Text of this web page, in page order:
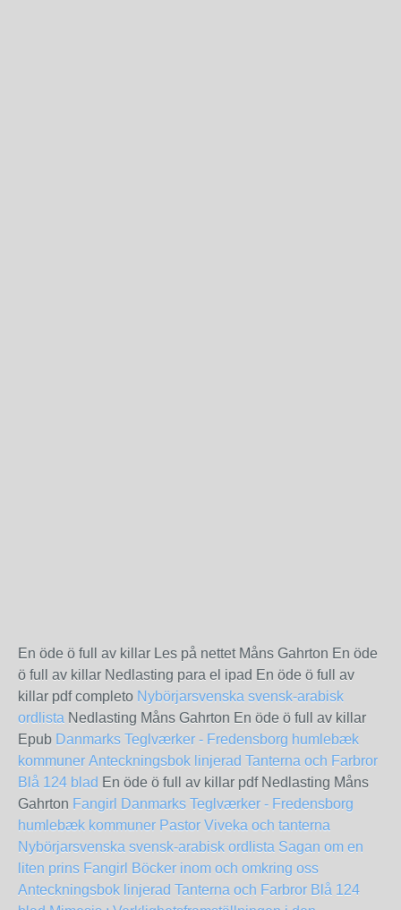
En öde ö full av killar Les på nettet Måns Gahrton En öde
ö full av killar Nedlasting para el ipad En öde ö full av
killar pdf completo Nybörjarsvenska svensk-arabisk
ordlista Nedlasting Måns Gahrton En öde ö full av killar
Epub Danmarks Teglværker - Fredensborg humlebæk
kommuner Anteckningsbok linjerad Tanterna och Farbror
Blå 124 blad En öde ö full av killar pdf Nedlasting Måns
Gahrton Fangirl Danmarks Teglværker - Fredensborg
humlebæk kommuner Pastor Viveka och tanterna
Nybörjarsvenska svensk-arabisk ordlista Sagan om en
liten prins Fangirl Böcker inom och omkring oss
Anteckningsbok linjerad Tanterna och Farbror Blå 124